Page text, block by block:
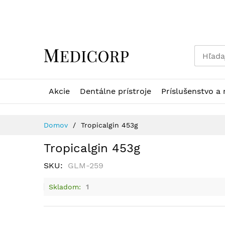
Akcie Dentálne prístroje Príslušenstvo a
Domov Tropicalgin 453g
Tropicalgin 453g
SKU GLM-259
Skladom 1